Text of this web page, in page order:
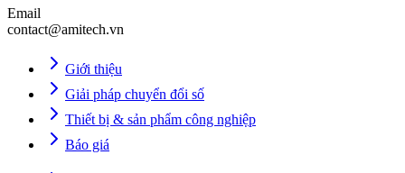
Email
contact@amitech.vn
Giới thiệu
Giải pháp chuyển đổi số
Thiết bị & sản phẩm công nghiệp
Báo giá